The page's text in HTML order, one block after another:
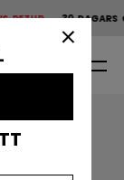
RETUR30 DAGARS
2000 kr